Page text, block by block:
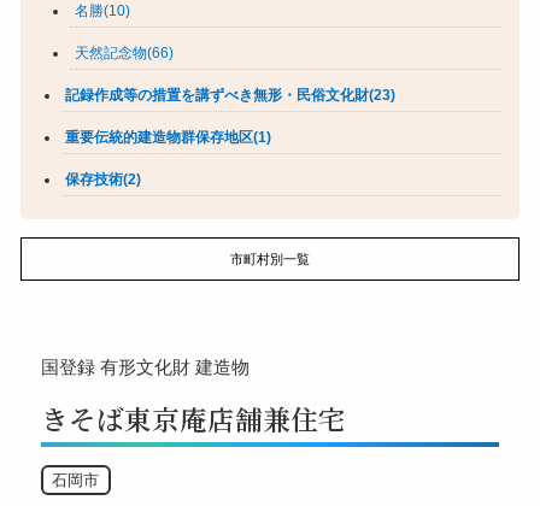
名勝(10)
天然記念物(66)
記録作成等の措置を講ずべき無形・民俗文化財(23)
重要伝統的建造物群保存地区(1)
保存技術(2)
市町村別一覧
国登録 有形文化財 建造物
きそば東京庵店舗兼住宅
石岡市